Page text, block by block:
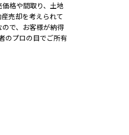
格や間取り、土地
売却を考えられて
で、お客様が納得
のプロの目でご所有